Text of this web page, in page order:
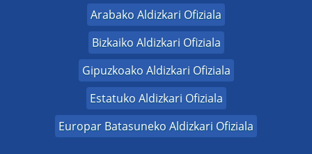
Arabako Aldizkari Ofiziala
Bizkaiko Aldizkari Ofiziala
Gipuzkoako Aldizkari Ofiziala
Estatuko Aldizkari Ofiziala
Europar Batasuneko Aldizkari Ofiziala